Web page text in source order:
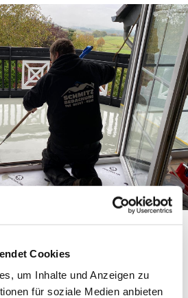
Cookies
um Inhalte und Anzeigen zu
für soziale Medien anbieten